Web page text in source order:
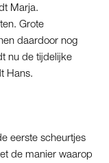
Marja.
Grote
daardoor nog
nu de tijdelijke
Hans.
eerste scheurtjes
de manier waarop